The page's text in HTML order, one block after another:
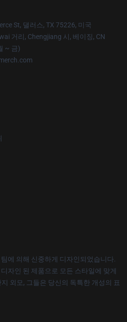
St, 댈러스, TX 75226, 미국
거리, Chengjiang 시, 베이징, CN
~ 금)
에 의해 신중하게 디자인되었습니다.
자인 된 제품으로 모든 스타일에 맞게
외모, 그들은 당신의 독특한 개성의 표